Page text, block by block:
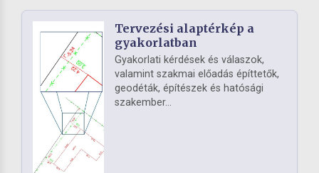
Tervezési alaptérkép a
gyakorlatban
Gyakorlati kérdések és válaszok,
valamint szakmai előadás építtetők,
geodéták, építészek és hatósági
szakember...